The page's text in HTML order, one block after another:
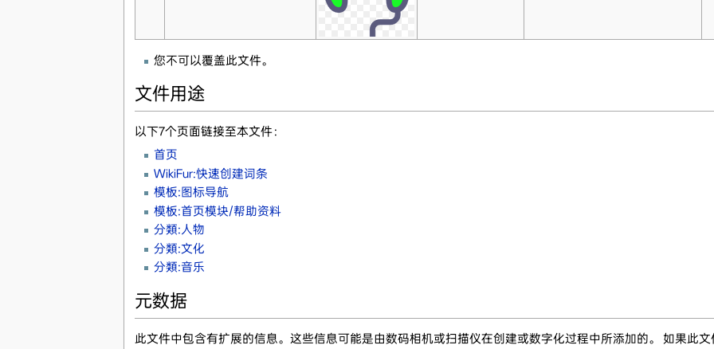
您不可以覆盖此文件。
文件用途
以下7个页面链接至本文件：
首页
WikiFur:快速创建词条
模板:图标导航
模板:首页模块/帮助资料
分類:人物
分類:文化
分類:音乐
元数据
此文件中包含有扩展的信息。这些信息可能是由数码相机或扫描仪在创建或数字化过程中所添加的。 如果此